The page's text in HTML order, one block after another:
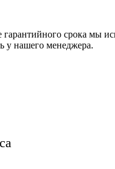
гарантийного срока мы
у нашего менеджера.